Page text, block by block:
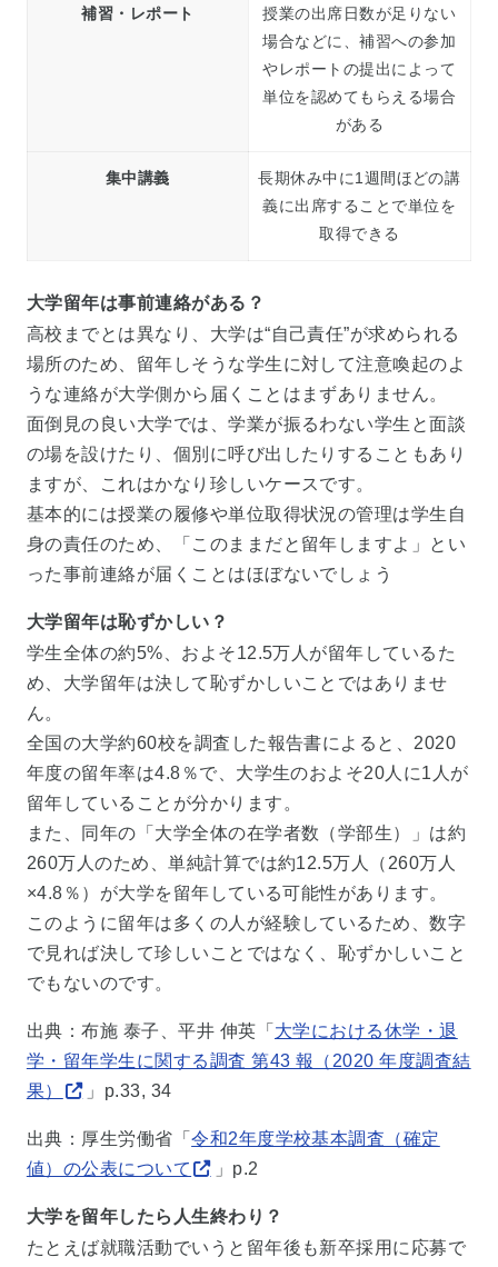
補習・レポート
授業の出席日数が足りない
場合などに、補習への参加
やレポートの提出によって
単位を認めてもらえる場合
がある
集中講義
長期休み中に1週間ほどの講
義に出席することで単位を
取得できる
大学留年は事前連絡がある？
高校までとは異なり、大学は“自己責任”が求められる
場所のため、留年しそうな学生に対して注意喚起のよ
うな連絡が大学側から届くことはまずありません。
面倒見の良い大学では、学業が振るわない学生と面談
の場を設けたり、個別に呼び出したりすることもあり
ますが、これはかなり珍しいケースです。
基本的には授業の履修や単位取得状況の管理は学生自
身の責任のため、「このままだと留年しますよ」とい
った事前連絡が届くことはほぼないでしょう
大学留年は恥ずかしい？
学生全体の約5%、およそ12.5万人が留年しているた
め、大学留年は決して恥ずかしいことではありませ
ん。
全国の大学約60校を調査した報告書によると、2020
年度の留年率は4.8％で、大学生のおよそ20人に1人が
留年していることが分かります。
また、同年の「大学全体の在学者数（学部生）」は約
260万人のため、単純計算では約12.5万人（260万人
×4.8％）が大学を留年している可能性があります。
このように留年は多くの人が経験しているため、数字
で見れば決して珍しいことではなく、恥ずかしいこと
でもないのです。
出典：布施 泰子、平井 伸英「 大学における休学・退
学・留年学生に関する調査 第43 報（2020 年度調査結
果）
」p.33, 34
出典：厚生労働省「令和2年度学校基本調査（確定
値）の公表について
」p.2
大学を留年したら人生終わり？
たとえば就職活動でいうと留年後も新卒採用に応募で